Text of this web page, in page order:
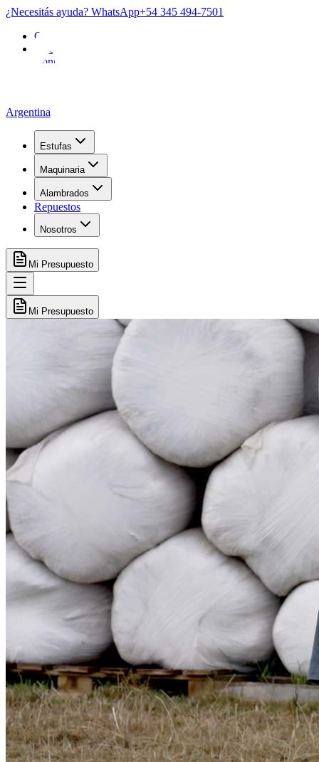
¿Necesitás ayuda? WhatsApp+54 345 494-7501
Garantía
FAQ
Contacto
Argentina
Estufas
Maquinaria
Alambrados
Repuestos
Nosotros
Mi Presupuesto
Mi Presupuesto